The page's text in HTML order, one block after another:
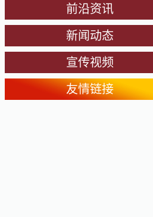
前沿资讯
新闻动态
宣传视频
友情链接